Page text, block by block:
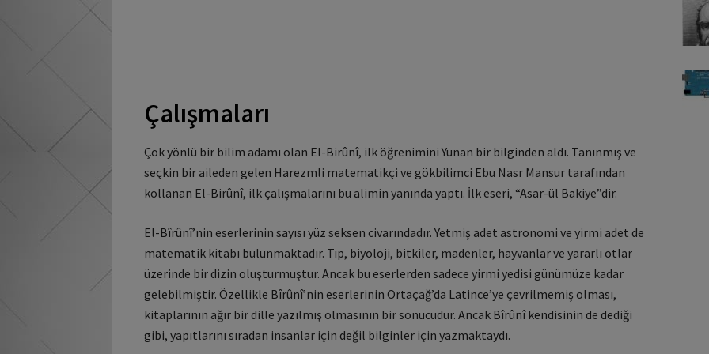
Çalışmaları
Çok yönlü bir bilim adamı olan El-Birûnî, ilk öğrenimini Yunan bir bilginden aldı. Tanınmış ve
seçkin bir aileden gelen Harezmli matematikçi ve gökbilimci Ebu Nasr Mansur tarafından
kollanan El-Birûnî, ilk çalışmalarını bu alimin yanında yaptı. İlk eseri, “Asar-ül Bakiye”dir.
El-Bîrûnî’nin eserlerinin sayısı yüz seksen civarındadır. Yetmiş adet astronomi ve yirmi adet de
matematik kitabı bulunmaktadır. Tıp, biyoloji, bitkiler, madenler, hayvanlar ve yararlı otlar
üzerinde bir dizin oluşturmuştur. Ancak bu eserlerden sadece yirmi yedisi günümüze kadar
gelebilmiştir. Özellikle Bîrûnî’nin eserlerinin Ortaçağ’da Latince’ye çevrilmemiş olması,
kitaplarının ağır bir dille yazılmış olmasının bir sonucudur. Ancak Bîrûnî kendisinin de dediği
gibi, yapıtlarını sıradan insanlar için değil bilginler için yazmaktaydı.